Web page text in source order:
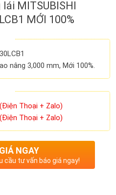
MITSUBISHI
MỚI 100%
nâng 3,000 mm, Mới 100%.
Thoại + Zalo)
Thoại + Zalo)
NGAY
cầu tư vấn báo giá ngay!